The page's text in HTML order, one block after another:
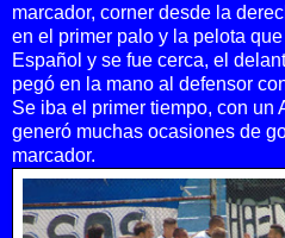
marcador, corner desde la
en el primer palo y la pelota
Español y se fue cerca, el
pegó en la mano al defensor
Se iba el primer tiempo, con un
generó muchas ocasiones de
marcador.